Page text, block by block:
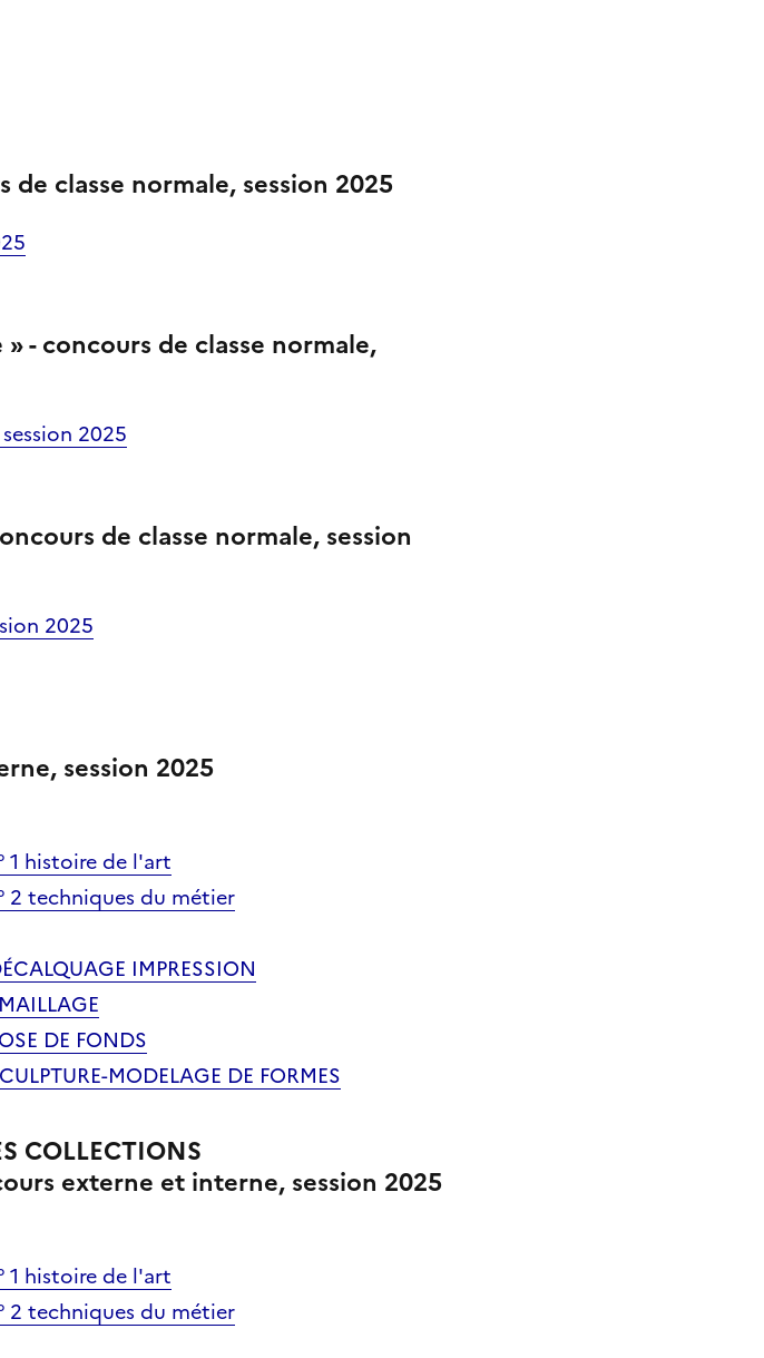
classe normale, session 2025
- concours de classe normale,
2025
de classe normale, session
2025
session 2025
1 histoire de l'art
2 techniques du métier
IMPRESSION
DE FONDS
MODELAGE DE FORMES
COLLECTIONS
externe et interne, session 2025
1 histoire de l'art
2 techniques du métier